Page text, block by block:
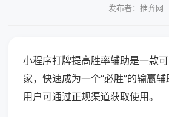
发布者：推齐网
小程序打牌提高胜率辅助是一款
家，快速成为一个“必胜”的输赢
用户可通过正规渠道获取使用。